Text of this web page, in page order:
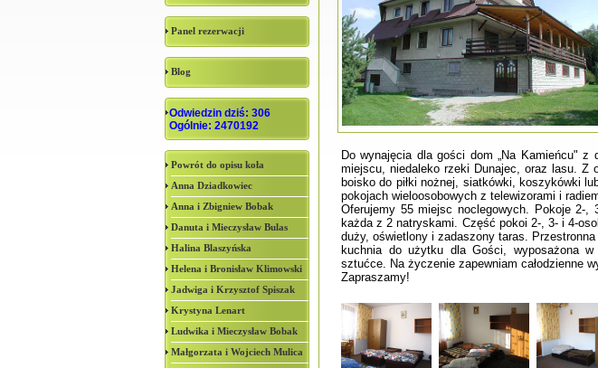
Panel rezerwacji
Blog
Odwiedzin dziś: 306
Ogólnie: 2470192
Powrót do opisu koła
Anna Dziadkowiec
Anna i Zbigniew Bobak
Danuta i Mieczysław Bulas
Halina Blaszyńska
Helena i Bronisław Klimowski
Jadwiga i Krzysztof Spiszak
Krystyna Lenart
Ludwika i Mieczysław Bobak
Małgorzata i Wojciech Mulica
Do wynajęcia dla gości dom „Na Kamieńcu" z
miejscu, niedaleko rzeki Dunajec, oraz lasu. Z
boisko do piłki nożnej, siatkówki, koszykówki
pokojach wieloosobowych z telewizorami i
Oferujemy 55 miejsc noclegowych. Pokoje 2-
każda z 2 natryskami. Część pokoi 2-, 3- i 4-
duży, oświetlony i zadaszony taras.
kuchnia do użytku dla Gości, wyposażona
sztućce. Na życzenie zapewniam całodzienne
Zapraszamy!